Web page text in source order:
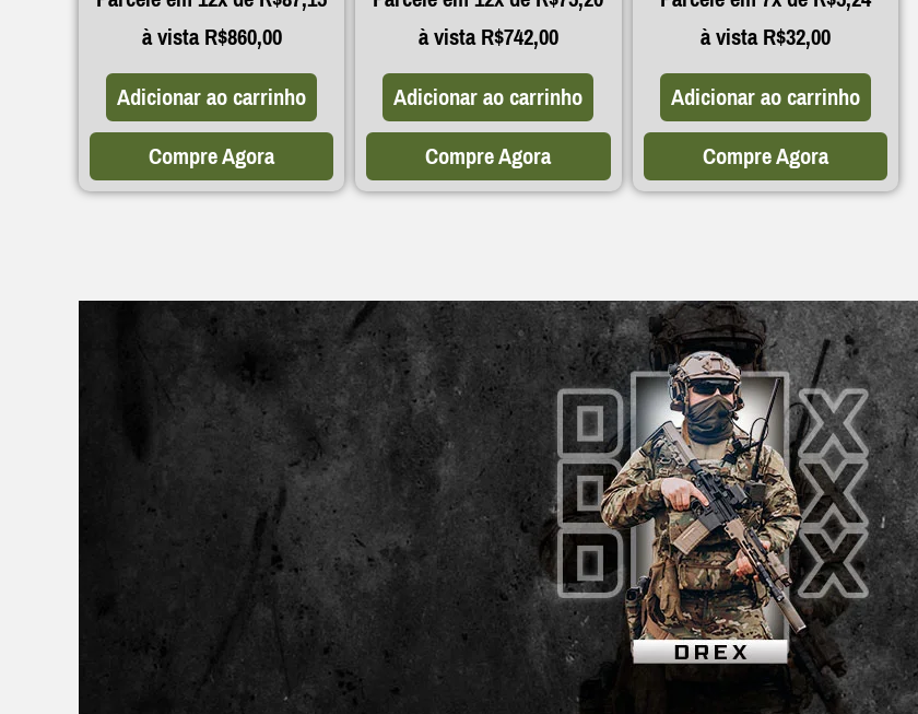
à vistaR$860,00
Adicionar ao carrinho
Compre Agora
à vistaR$742,00
Adicionar ao carrinho
Compre Agora
à vistaR$32,00
Adicionar ao carrinho
Compre Agora